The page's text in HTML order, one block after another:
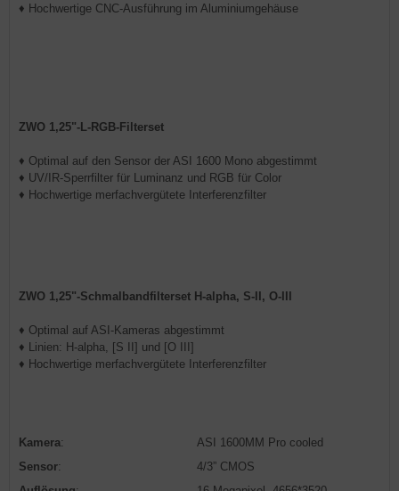
♦ Hochwertige CNC-Ausführung im Aluminiumgehäuse
ZWO 1,25"-L-RGB-Filterset
♦ Optimal auf den Sensor der ASI 1600 Mono abgestimmt
♦ UV/IR-Sperrfilter für Luminanz und RGB für Color
♦ Hochwertige merfachvergütete Interferenzfilter
ZWO 1,25"-Schmalbandfilterset H-alpha, S-II, O-III
♦ Optimal auf ASI-Kameras abgestimmt
♦ Linien: H-alpha, [S II] und [O III]
♦ Hochwertige merfachvergütete Interferenzfilter
Kamera:
ASI 1600MM Pro cooled
Sensor:
4/3” CMOS